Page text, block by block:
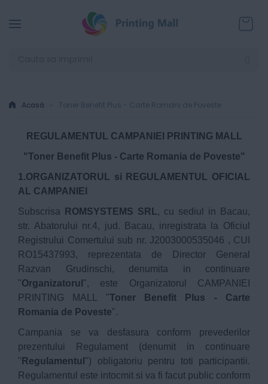
Acasă Toner Benefit Plus - Carte Romani de Poveste
REGULAMENTUL CAMPANIEI PRINTING MALL
"Toner Benefit Plus - Carte Romania de Poveste"
1.ORGANIZATORUL si REGULAMENTUL OFICIAL
AL CAMPANIEI
Subscrisa
ROMSYSTEMS SRL, cu sediul in Bacau,
str. Abatorului nr.4, jud. Bacau, inregistrata la Oficiul
Registrului Comertului sub nr. J2003000535046 , CUI
RO15437993, reprezentata de Director General
Razvan Grudinschi, denumita in continuare
"Organizatorul ", este Organizatorul CAMPANIEI
PRINTING MALL "Toner Benefit Plus - Carte
Romania de Poveste".
Campania se va desfasura conform prevederilor
prezentului Regulament (denumit in continuare
" Regulamentul ") obligatoriu pentru toti participantii.
Regulamentul este intocmit si va fi facut public conform